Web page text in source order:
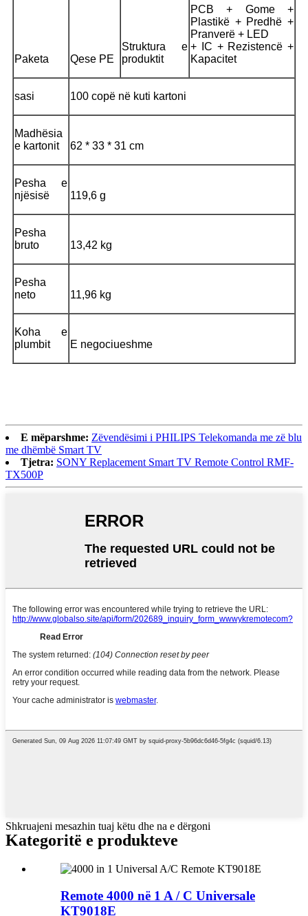
Paketa Qese PE
Struktura e
produktit
PCB + Gome +
Plastikë + Predhë +
Pranverë + LED
+ IC + Rezistencë +
Kapacitet
sasi 100 copë në kuti kartoni
Madhësia
e kartonit
62 * 33 * 31 cm
Pesha e
njësisë
119,6 g
Pesha
bruto
13,42 kg
Pesha
neto
11,96 kg
Koha e
plumbit
E negociueshme
E mëparshme: Zëvendësimi i PHILIPS Telekomanda me zë blu
me dhëmbë Smart TV
Tjetra: SONY Replacement Smart TV Remote Control RMF-
TX500P
Shkruajeni mesazhin tuaj këtu dhe na e dërgoni
Kategoritë e produkteve
Remote 4000 në 1 A / C Universale
KT9018E